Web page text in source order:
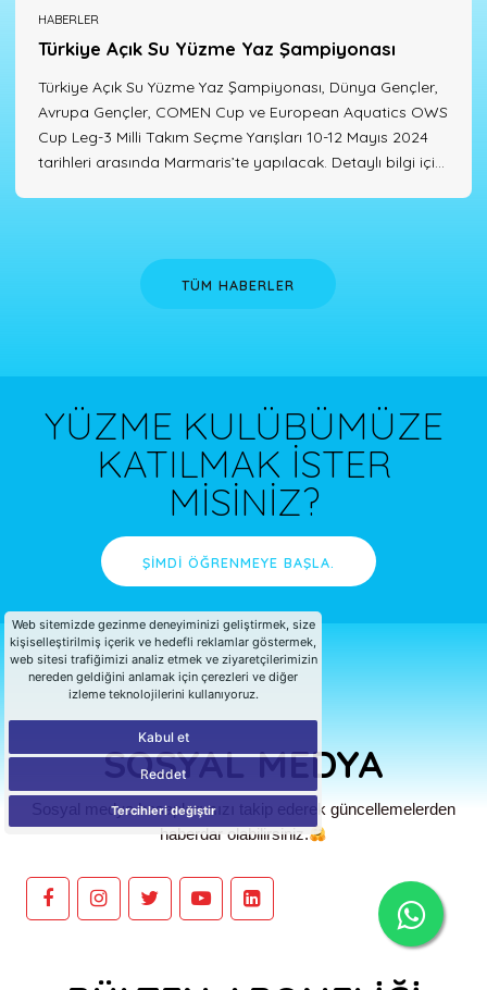
Web sitemizde gezinme deneyiminizi geliştirmek, size
kişiselleştirilmiş içerik ve hedefli reklamlar göstermek,
web sitesi trafiğimizi analiz etmek ve ziyaretçilerimizin
nereden geldiğini anlamak için çerezleri ve diğer
izleme teknolojilerini kullanıyoruz.
Kabul et
Reddet
Tercihleri değiştir
HABERLER
Türkiye Açık Su Yüzme Yaz Şampiyonası
Türkiye Açık Su Yüzme Yaz Şampiyonası, Dünya Gençler,
Avrupa Gençler, COMEN Cup ve European Aquatics OWS
Cup Leg-3 Milli Takım Seçme Yarışları 10-12 Mayıs 2024
tarihleri arasında Marmaris’te yapılacak. Detaylı bilgi için
TÜM HABERLER
YÜZME KULÜBÜMÜZE
KATILMAK İSTER
MİSİNİZ?
ŞİMDİ ÖĞRENMEYE BAŞLA.
SOSYAL MEDYA
Sosyal medya hesaplarımızı takip ederek güncellemelerden
haberdar olabilirsiniz.